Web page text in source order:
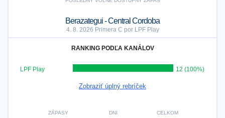
Berazategui - Central Cordoba
4. 8. 2026 Primera C por LPF Play
RANKING PODĽA KANÁLOV
LPF Play 12 (100%)
Zobraziť úplný rebríček
CELKOM
DNI
ZÁPASY